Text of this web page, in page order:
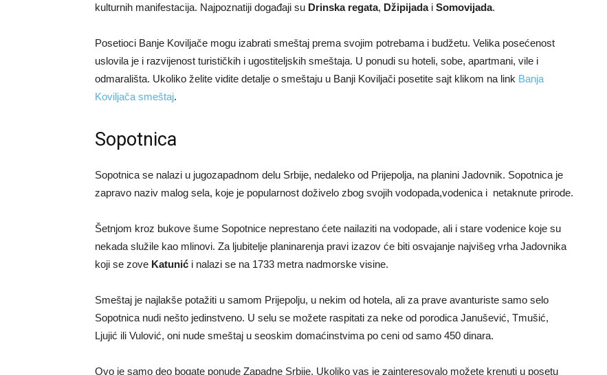
kulturnih manifestacija. Najpoznatiji događaji su Drinska regata, Džipijadai Somovijada.
Posetioci Banje Koviljače mogu izabrati smeštaj prema svojim potrebama i budžetu. Velika posećenost
uslovila je i razvijenost turističkih i ugostiteljskih smeštaja. U ponudi su hoteli, sobe, apartmani, vile i
odmarališta. Ukoliko želite vidite detalje o smeštaju u Banji Koviljači posetite sajt klikom na link Banja
Koviljača smeštaj.
Sopotnica
Sopotnica se nalazi u jugozapadnom delu Srbije, nedaleko od Prijepolja, na planini Jadovnik. Sopotnica je
zapravo naziv malog sela, koje je popularnost doživelo zbog svojih vodopada,vodenica i netaknute prirode.
Šetnjom kroz bukove šume Sopotnice neprestano ćete nailaziti na vodopade, ali i stare vodenice koje su
nekada služile kao mlinovi. Za ljubitelje planinarenja pravi izazov će biti osvajanje najvišeg vrha Jadovnika
koji se zove Katunić i nalazi se na 1733 metra nadmorske visine.
Smeštaj je najlakše potažiti u samom Prijepolju, u nekim od hotela, ali za prave avanturiste samo selo
Sopotnica nudi nešto jedinstveno. U selu se možete raspitati za neke od porodica Janušević, Tmušić,
Ljujić ili Vulović, oni nude smeštaj u seoskim domaćinstvima po ceni od samo 450 dinara.
Ovo je samo deo bogate ponude Zapadne Srbije. Ukoliko vas je zainteresovalo možete krenuti u posetu